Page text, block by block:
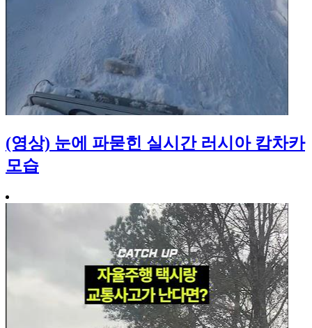
(영상) 눈에 파묻힌 실시간 러시아 캄차카
모습